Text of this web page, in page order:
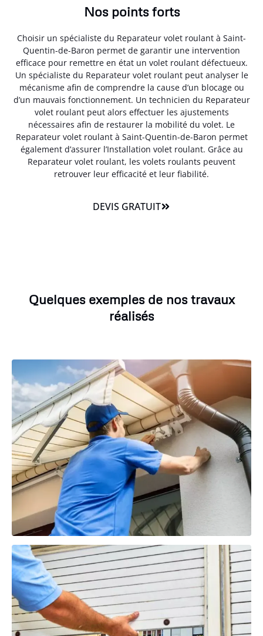
Nos points forts
Choisir un spécialiste du Reparateur volet roulant à Saint-
Quentin-de-Baron permet de garantir une intervention
efficace pour remettre en état un volet roulant défectueux.
Un spécialiste du Reparateur volet roulant peut analyser le
mécanisme afin de comprendre la cause d’un blocage ou
d’un mauvais fonctionnement. Un technicien du Reparateur
volet roulant peut alors effectuer les ajustements
nécessaires afin de restaurer la mobilité du volet. Le
Reparateur volet roulant à Saint-Quentin-de-Baron permet
également d’assurer l’Installation volet roulant. Grâce au
Reparateur volet roulant, les volets roulants peuvent
retrouver leur efficacité et leur fiabilité.
DEVIS GRATUIT
Quelques exemples de nos travaux
réalisés